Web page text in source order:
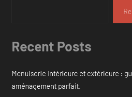
Recent Posts
Menuiserie intérieure et extérieure :
aménagement parfait.